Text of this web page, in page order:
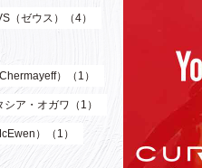
（ゼウス）（4）
）（1）
ア・オガワ（1）
）（1）